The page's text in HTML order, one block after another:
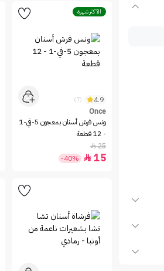
الأكثر شهرة
4.9
(7)
Once
ونس فرش أسنان بمعجون 5-في-1
- 12 قطعة
25

15

-40%